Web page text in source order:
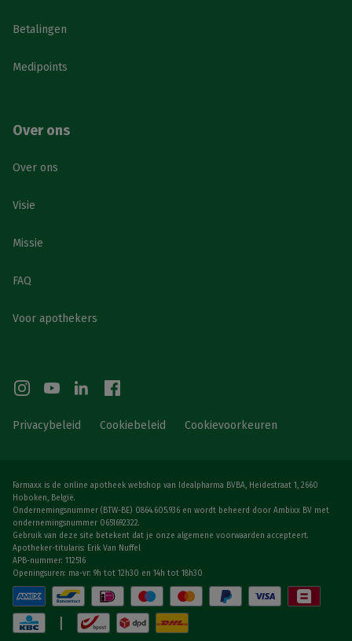
Betalingen
Medipoints
Over ons
Over ons
Visie
Missie
FAQ
Voor apothekers
Privacybeleid Cookiebeleid Cookievoorkeuren
Farmaxx is de online apotheek webshop van Idealpharma BVBA, Heidestraat 1, 2660
Hoboken, België.
Ondernemingsnummer (BTW-BE) 0864.605.936 en wordt beheerd door Ambixx BV met
ondernemingsnummer 0651692322.
Gebruik van deze site betekent dat je onze algemene voorwaarden accepteert.
Apotheker-titularis: Erik Van Nuffel
APB-nummer: 112516
Openingsuren: ma-vr: 9h tot 12h30 en 14h tot 18h30